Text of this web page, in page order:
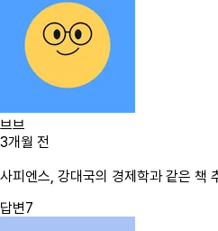
브브
3개월 전
사피엔스, 강대국의 경제학과 같은 책
답변7